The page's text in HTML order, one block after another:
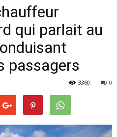
qui parlait au
passagers
0
3360